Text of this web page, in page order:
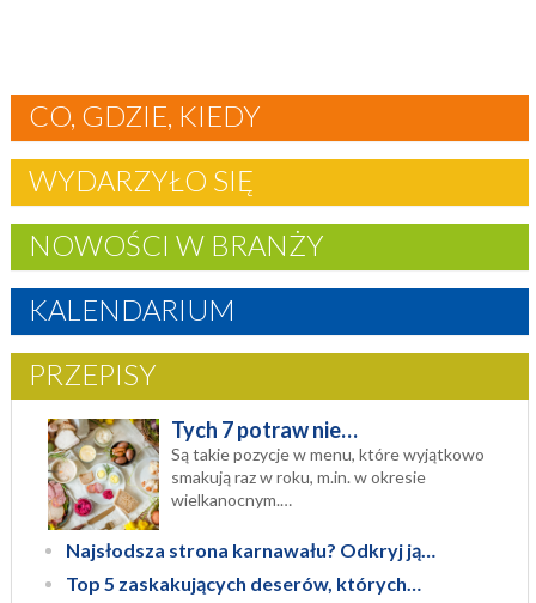
CO, GDZIE, KIEDY
WYDARZYŁO SIĘ
NOWOŚCI W BRANŻY
KALENDARIUM
PRZEPISY
Tych 7 potraw nie…
Są takie pozycje w menu, które wyjątkowo
smakują raz w roku, m.in. w okresie
wielkanocnym.…
Najsłodsza strona karnawału? Odkryj ją…
Top 5 zaskakujących deserów, których…